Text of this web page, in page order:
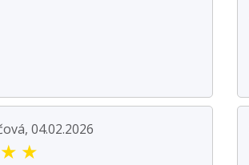
04.02.2026
★ ★